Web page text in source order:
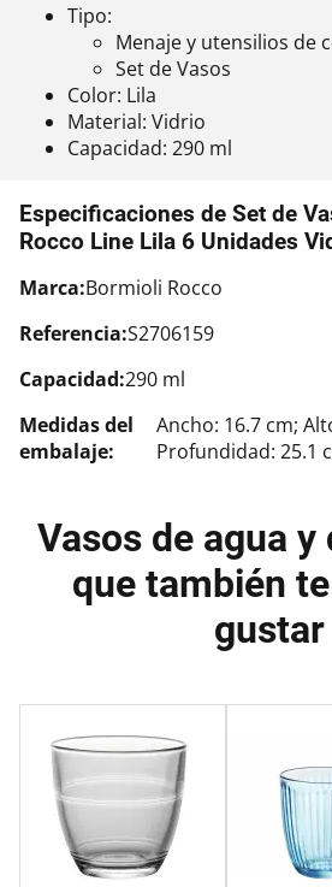
Tipo:
Menaje y utensilios de
Set de Vasos
Color: Lila
Material: Vidrio
Capacidad: 290 ml
Especificaciones de Set de
Rocco Line Lila 6 Unidades
Marca:Bormioli Rocco
Referencia:S2706159
Capacidad:290 ml
Medidas del
embalaje:
Ancho: 16.7 cm;
Profundidad: 25.1
Vasos de agua y
que también
gustar